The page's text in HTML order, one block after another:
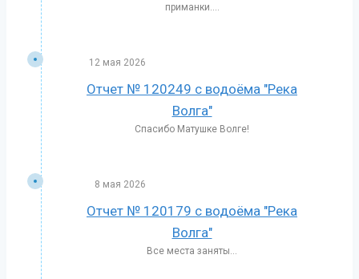
приманки....
12 мая 2026
Отчет № 120249 с водоёма "Река
Волга"
Спасибо Матушке Волге!
8 мая 2026
Отчет № 120179 с водоёма "Река
Волга"
Все места заняты…